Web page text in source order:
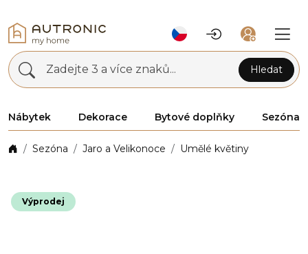
Zadejte 3 a více znaků... Hledat
Nábytek Dekorace Bytové doplňky Sezóna
Sezóna Jaro a Velikonoce Umělé květiny
Výprodej